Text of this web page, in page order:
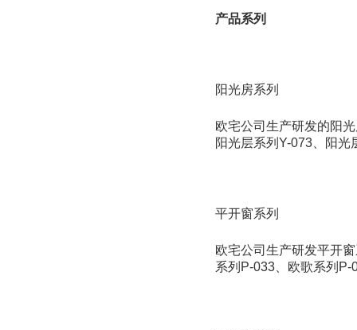
产品系列
阳光房系列
欧宅公司生产研发的阳
阳光层系列Y-073、阳光
平开窗系列
欧宅公司生产研发平开
系列P-033、欧歌系列